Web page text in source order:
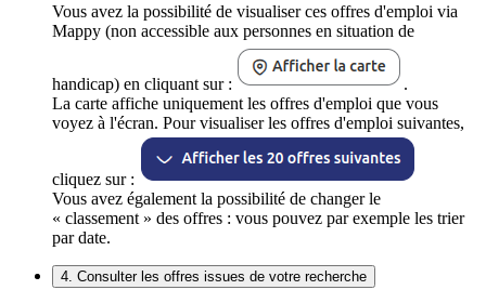
Vous avez la possibilité de visualiser ces offres d'emploi via
Mappy (non accessible aux personnes en situation de
handicap) en cliquant sur :
.
La carte affiche uniquement les offres d'emploi que vous
voyez à l'écran. Pour visualiser les offres d'emploi suivantes,
cliquez sur :
Vous avez également la possibilité de changer le
« classement » des offres : vous pouvez par exemple les trier
par date.
4. Consulter les offres issues de votre recherche